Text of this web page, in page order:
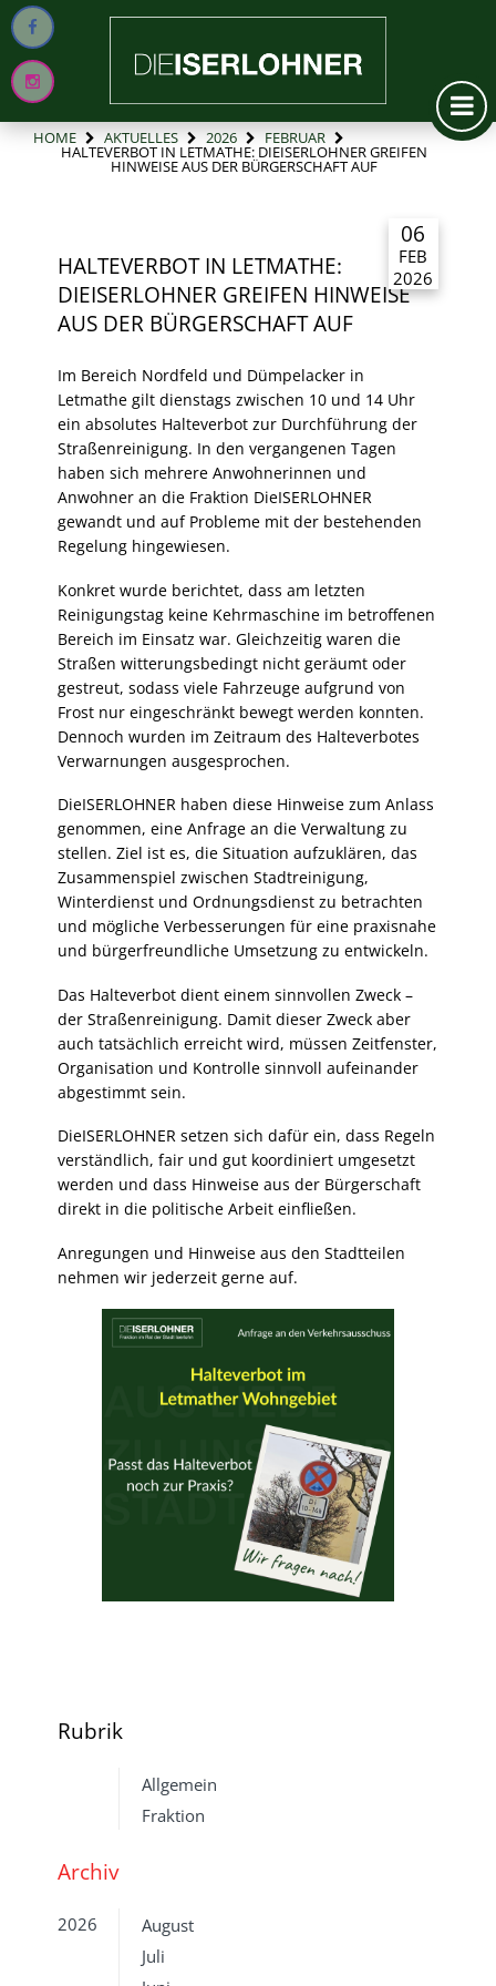
HOME AKTUELLES 2026 FEBRUAR
HALTEVERBOT IN LETMATHE: DIEISERLOHNER GREIFEN
HINWEISE AUS DER BÜRGERSCHAFT AUF
06
FEB
2026
HALTEVERBOT IN LETMATHE:
DIEISERLOHNER GREIFEN HINWEISE
AUS DER BÜRGERSCHAFT AUF
Im Bereich Nordfeld und Dümpelacker in
Letmathe gilt dienstags zwischen 10 und 14 Uhr
ein absolutes Halteverbot zur Durchführung der
Straßenreinigung. In den vergangenen Tagen
haben sich mehrere Anwohnerinnen und
Anwohner an die Fraktion DieISERLOHNER
gewandt und auf Probleme mit der bestehenden
Regelung hingewiesen.
Konkret wurde berichtet, dass am letzten
Reinigungstag keine Kehrmaschine im betroffenen
Bereich im Einsatz war. Gleichzeitig waren die
Straßen witterungsbedingt nicht geräumt oder
gestreut, sodass viele Fahrzeuge aufgrund von
Frost nur eingeschränkt bewegt werden konnten.
Dennoch wurden im Zeitraum des Halteverbotes
Verwarnungen ausgesprochen.
DieISERLOHNER haben diese Hinweise zum Anlass
genommen, eine Anfrage an die Verwaltung zu
stellen. Ziel ist es, die Situation aufzuklären, das
Zusammenspiel zwischen Stadtreinigung,
Winterdienst und Ordnungsdienst zu betrachten
und mögliche Verbesserungen für eine praxisnahe
und bürgerfreundliche Umsetzung zu entwickeln.
Das Halteverbot dient einem sinnvollen Zweck –
der Straßenreinigung. Damit dieser Zweck aber
auch tatsächlich erreicht wird, müssen Zeitfenster,
Organisation und Kontrolle sinnvoll aufeinander
abgestimmt sein.
DieISERLOHNER setzen sich dafür ein, dass Regeln
verständlich, fair und gut koordiniert umgesetzt
werden und dass Hinweise aus der Bürgerschaft
direkt in die politische Arbeit einfließen.
Anregungen und Hinweise aus den Stadtteilen
nehmen wir jederzeit gerne auf.
Rubrik
Allgemein
Fraktion
Archiv
2026
August
Juli